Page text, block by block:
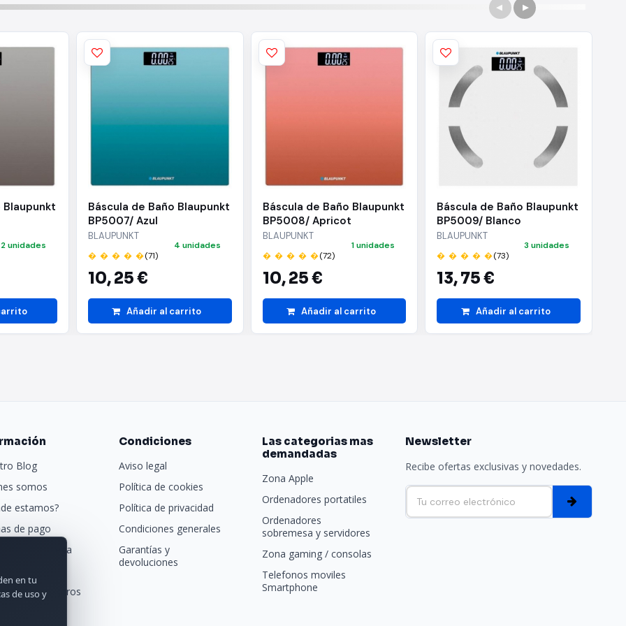
Blaupunkt
2 unidades
Báscula de Baño Blaupunkt
BP5007/ Azul
BLAUPUNKT
� � � � �(71)
10,25 €
4 unidades
Añadir al carrito
Báscula de Baño Blaupunkt
BP5008/ Apricot
BLAUPUNKT
� � � � �(72)
10,25 €
1 unidades
Añadir al carrito
Báscula de Baño Blaupunkt
BP5009/ Blanco
BLAUPUNKT
� � � � �(73)
13,75 €
3 unidades
Añadir al carrito
Blog
somos
estamos?
de pago
y entrega
con nosotros
Condiciones
Aviso legal
Política de cookies
Política de privacidad
Condiciones generales
Garantías y
devoluciones
Las categorias mas
demandadas
Zona Apple
Ordenadores portatiles
Ordenadores
sobremesa y servidores
Zona gaming / consolas
Telefonos moviles
Smartphone
Newsletter
Recibe ofertas exclusivas y novedades.
en tu
de uso y